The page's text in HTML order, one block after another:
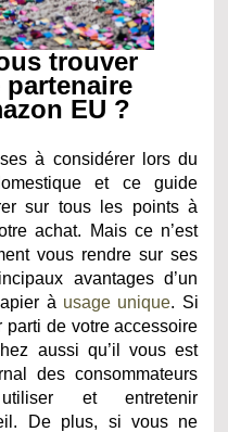
trouver
partenaire
EU ?
à considérer lors du
et ce guide
sur tous les points à
achat. Mais ce n’est
vous rendre sur ses
avantages d’un
à usage unique. Si
de votre accessoire
aussi qu’il vous est
des consommateurs
et entretenir
De plus, si vous ne